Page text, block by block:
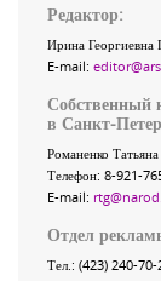
Редактор:
Ирина Георгиевна
E-mail:
Собственный
в Санкт-
Романенко
Телефон: 8-921-
E-mail:
Отдел
Тел.: (423) 240-